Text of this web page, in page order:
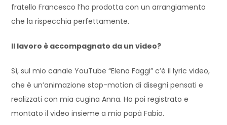
fratello Francesco l’ha prodotta con un arrangiamento
che la rispecchia perfettamente.
Il lavoro è accompagnato da un video?
Sì, sul mio canale YouTube “Elena Faggi” c’è il lyric video,
che è un’animazione stop-motion di disegni pensati e
realizzati con mia cugina Anna. Ho poi registrato e
montato il video insieme a mio papà Fabio.